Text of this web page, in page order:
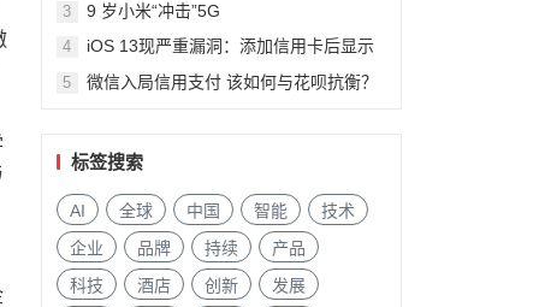
3 9 岁小米“冲击”5G
4
iOS 13现严重漏洞：添加信用卡后显示
5 微信入局信用支付 该如何与花呗抗衡？
标签搜索
AI 全球 中国 智能
技术
企业
品牌 持续
产品
科技
酒店 创新
发展